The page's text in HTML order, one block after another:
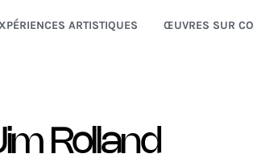
ARTISTIQUES ŒUVRES SUR
Rolland